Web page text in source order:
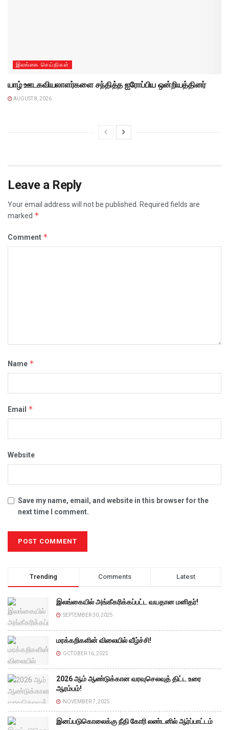
இலங்கை செய்திகள்
யாழ் ஊடகவியலாளர்களை சந்தித்த ஐரோப்பிய ஒன்றியத்தினர்
AUGUST 8, 2026
Leave a Reply
Your email address will not be published.
Required fields are
marked *
Comment *
Name *
Email *
Website
Save my name, email, and website in this browser for the
next time I comment.
Trending Comments Latest
இலங்கையில் அங்கீகரிக்கப்பட்ட வயதான மனிதர்!
SEPTEMBER 30, 2025
மரக்கறிகளின் விலையில் வீழ்ச்சி!
OCTOBER 16, 2025
2026 ஆம் ஆண்டுக்கான வரவுசெலவுத் திட்ட உரை
ஆரம்பம்!
NOVEMBER 7, 2025
இனப்படுகொலைக்கு நீதி கோரி லண்டனில் ஆர்ப்பாட்டம்